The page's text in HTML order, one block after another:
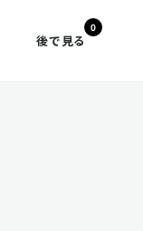
後で見る
0